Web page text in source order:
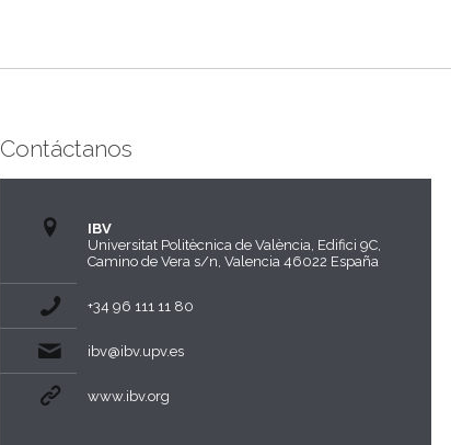
Contáctanos
IBV
Universitat Politècnica de València, Edifici 9C,
Camino de Vera s/n, Valencia 46022 España
+34 96 111 11 80
ibv@ibv.upv.es
www.ibv.org